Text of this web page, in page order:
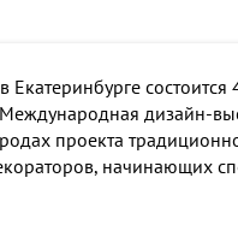
Екатеринбурге
дизайн-
проекта
начинающих